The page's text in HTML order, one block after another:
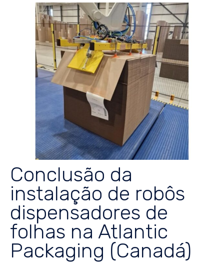
Conclusão da
instalação de robôs
dispensadores de
folhas na Atlantic
Packaging (Canadá)